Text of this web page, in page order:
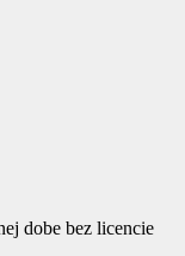
dobe bez licencie